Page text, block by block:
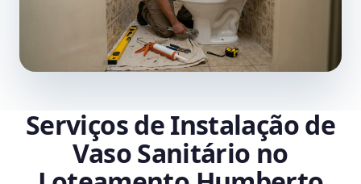
Serviços de Instalação de
Vaso Sanitário no